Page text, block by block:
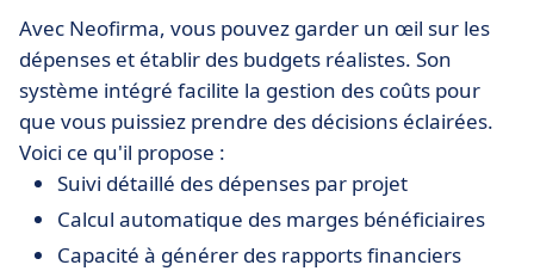
Avec Neofirma, vous pouvez garder un œil sur les
dépenses et établir des budgets réalistes. Son
système intégré facilite la gestion des coûts pour
que vous puissiez prendre des décisions éclairées.
Voici ce qu'il propose :
Suivi détaillé des dépenses par projet
Calcul automatique des marges bénéficiaires
Capacité à générer des rapports financiers